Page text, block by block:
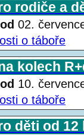
rodiče a
od 02.
o táboře
kolech
od 10.
o táboře
děti od 12